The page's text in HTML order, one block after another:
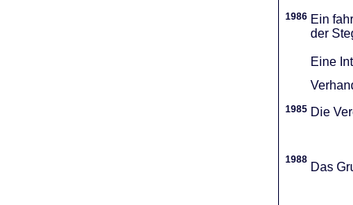
1986 Ein
der
Eine
1985 Die
1988
Das